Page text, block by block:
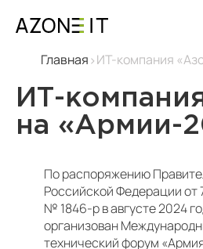
Главная ИТ-компания
ИТ-
на «Армии-
По распоряжению
Российской Федерации от
№ 1846-р в августе 2024
организован
технический форум